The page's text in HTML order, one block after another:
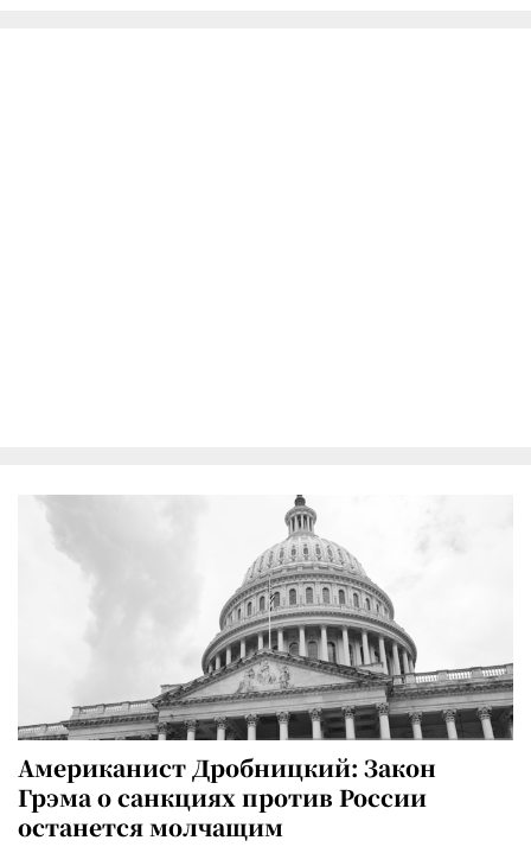
Американист Дробницкий: Закон
Грэма о санкциях против России
останется молчащим